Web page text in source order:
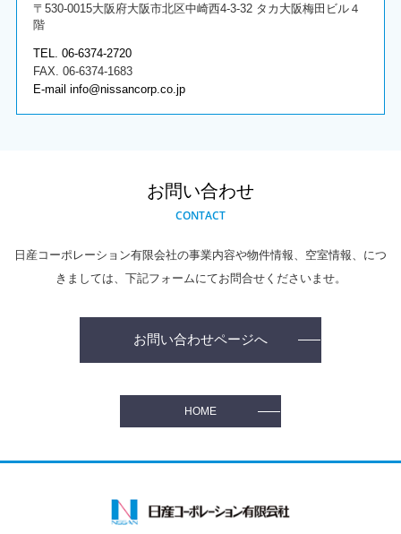
〒530-0015大阪府大阪市北区中崎西4-3-32 タカ大阪梅田ビル４
階
TEL. 06-6374-2720
FAX. 06-6374-1683
E-mail info@nissancorp.co.jp
お問い合わせ
CONTACT
日産コーポレーション有限会社の事業内容や物件情報、空室情報、 につ
きましては、下記フォームにてお問合せくださいませ。
お問い合わせページへ
HOME